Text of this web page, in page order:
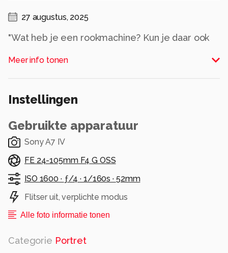
27 augustus, 2025
"Wat heb je een rookmachine? Kun je daar ook
Meer info tonen
Instellingen
Gebruikte apparatuur
Sony A7 IV
FE 24-105mm F4 G OSS
ISO 1600 · ƒ/4 · 1/160s · 52mm
Flitser uit, verplichte modus
Alle foto informatie tonen
Categorie Portret